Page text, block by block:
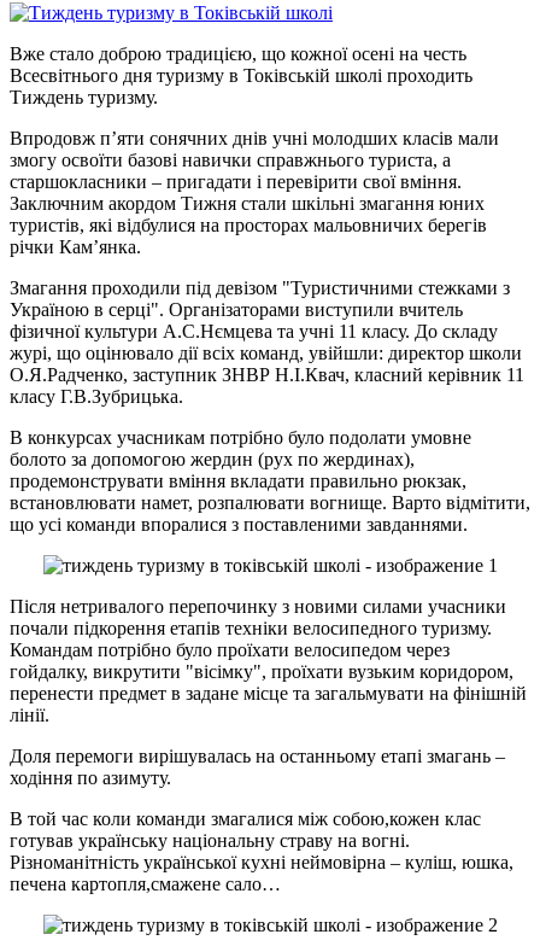
Вже стало доброю традицією, що кожної осені на честь
Всесвітнього дня туризму в Токівській школі проходить
Тиждень туризму.
Впродовж п’яти сонячних днів учні молодших класів мали
змогу освоїти базові навички справжнього туриста, а
старшокласники – пригадати і перевірити свої вміння.
Заключним акордом Тижня стали шкільні змагання юних
туристів, які відбулися на просторах мальовничих берегів
річки Кам’янка.
Змагання проходили під девізом "Туристичними стежками з
Україною в серці". Організаторами виступили вчитель
фізичної культури А.С.Нємцева та учні 11 класу. До складу
журі, що оцінювало дії всіх команд, увійшли: директор школи
О.Я.Радченко, заступник ЗНВР Н.І.Квач, класний керівник 11
класу Г.В.Зубрицька.
В конкурсах учасникам потрібно було подолати умовне
болото за допомогою жердин (рух по жердинах),
продемонструвати вміння вкладати правильно рюкзак,
встановлювати намет, розпалювати вогнище. Варто відмітити,
що усі команди впоралися з поставленими завданнями.
Після нетривалого перепочинку з новими силами учасники
почали підкорення етапів техніки велосипедного туризму.
Командам потрібно було проїхати велосипедом через
гойдалку, викрутити "вісімку", проїхати вузьким коридором,
перенести предмет в задане місце та загальмувати на фінішній
лінії.
Доля перемоги вирішувалась на останньому етапі змагань –
ходіння по азимуту.
В той час коли команди змагалися між собою,кожен клас
готував українську національну страву на вогні.
Різноманітність української кухні неймовірна – куліш, юшка,
печена картопля,смажене сало…